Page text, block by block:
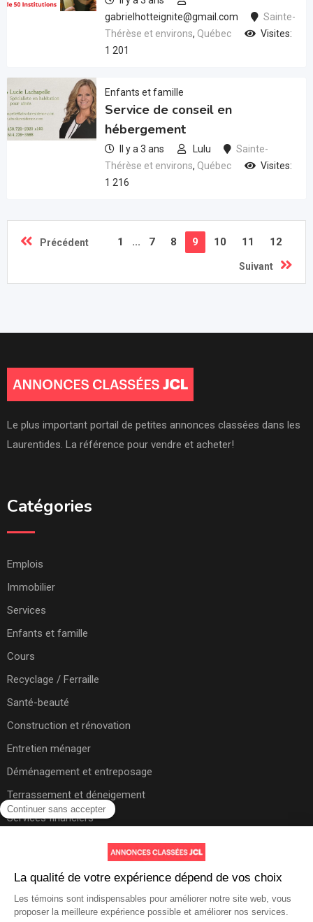
gabrielhotteignite@gmail.com
Sainte-
Thérèse et environs, Québec
Visites:
1 201
Enfants et famille
Service de conseil en
hébergement
Il y a 3 ans Lulu
Sainte-
Thérèse et environs, Québec
Visites:
1 216
Précédent 1 ... 7 8 9 10 11 12
Suivant
Le plus important portail de petites annonces classées dans les
Laurentides. La référence pour vendre et acheter!
Catégories
Emplois
Immobilier
Services
Enfants et famille
Cours
Recyclage / Ferraille
Santé-beauté
Construction et rénovation
Entretien ménager
Déménagement et entreposage
Terrassement et déneigement
Services financiers
Aide et soutien